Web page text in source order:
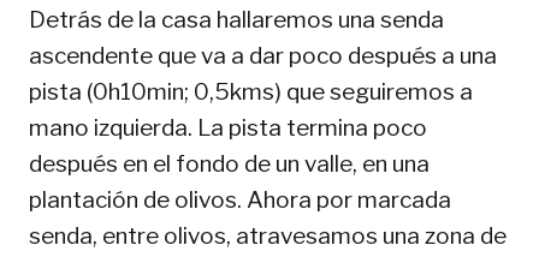
Detrás de la casa hallaremos una senda
ascendente que va a dar poco después a una
pista (0h10min; 0,5kms) que seguiremos a
mano izquierda. La pista termina poco
después en el fondo de un valle, en una
plantación de olivos. Ahora por marcada
senda, entre olivos, atravesamos una zona de